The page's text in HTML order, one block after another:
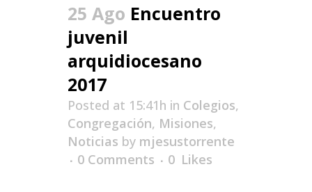
25 Ago Encuentro
juvenil
arquidiocesano
2017
Posted at 15:41h in Colegios,
Congregación, Misiones,
Noticias by mjesustorrente
0 Comments
0 Likes